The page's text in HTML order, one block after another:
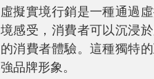
虛擬實境行銷是一種通過
境感受，消費者可以沉浸
的消費者體驗。這種獨特
強品牌形象。